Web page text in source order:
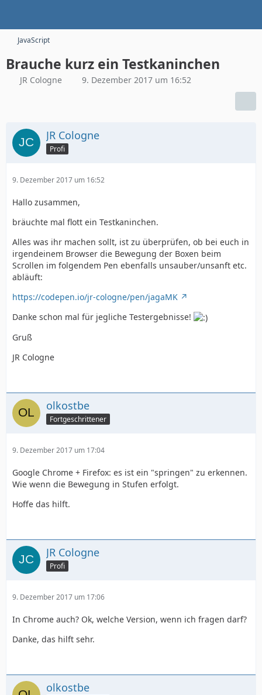
JavaScript
Brauche kurz ein Testkaninchen
JR Cologne 9. Dezember 2017 um 16:52
JR Cologne
Profi
9. Dezember 2017 um 16:52
Hallo zusammen,
bräuchte mal flott ein Testkaninchen.
Alles was ihr machen sollt, ist zu überprüfen, ob bei euch in
irgendeinem Browser die Bewegung der Boxen beim
Scrollen im folgendem Pen ebenfalls unsauber/unsanft etc.
abläuft:
https://codepen.io/jr-cologne/pen/jagaMK
Danke schon mal für jegliche Testergebnisse!
Gruß
JR Cologne
olkostbe
Fortgeschrittener
9. Dezember 2017 um 17:04
Google Chrome + Firefox: es ist ein "springen" zu erkennen.
Wie wenn die Bewegung in Stufen erfolgt.
Hoffe das hilft.
JR Cologne
Profi
9. Dezember 2017 um 17:06
In Chrome auch? Ok, welche Version, wenn ich fragen darf?
Danke, das hilft sehr.
olkostbe